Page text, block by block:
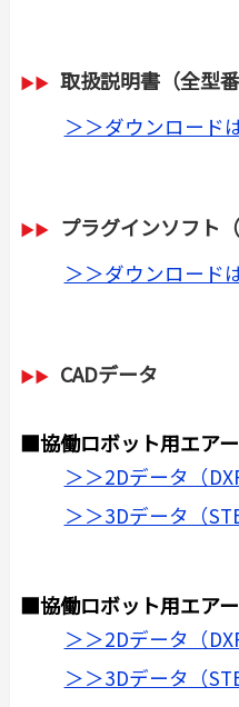
取扱説明書（全型番
＞＞ダウンロード
プラグインソフト
＞＞ダウンロード
CADデータ
■協働ロボット用エア
＞＞2Dデータ（
＞＞3Dデータ（
■協働ロボット用エア
＞＞2Dデータ（
＞＞3Dデータ（